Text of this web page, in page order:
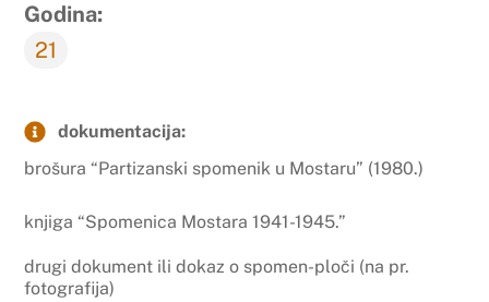
Godina:
21
dokumentacija:
brošura “Partizanski spomenik u Mostaru” (1980.)
knjiga “Spomenica Mostara 1941-1945.”
drugi dokument ili dokaz o spomen-ploči (na pr.
fotografija)